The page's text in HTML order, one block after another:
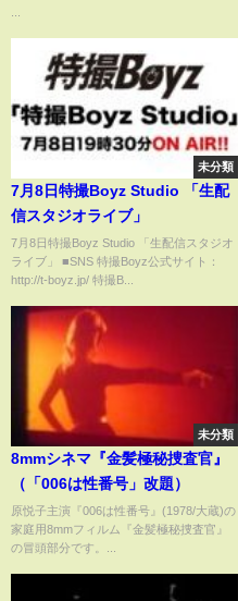
僕青 #乃木坂46公式ライバル #好
きすぎてupanddown
未分類
7月8日特撮Boyz Studio 「生配
信スタジオライブ」
7月8日特撮Boyz Studio 「生配信スタジオ
ライブ」 ■SNS 特撮Boyz公式サイト：
http://t-boyz.jp/ 特撮B...
未分類
8mmシネマ『金髪極秘捜査官』
（「006は性番号」改題）
原悦子主演『006は性番号』(1978/大蔵)の
家庭用8mmフィルム『金髪極秘捜査官』
の冒頭部分です。...